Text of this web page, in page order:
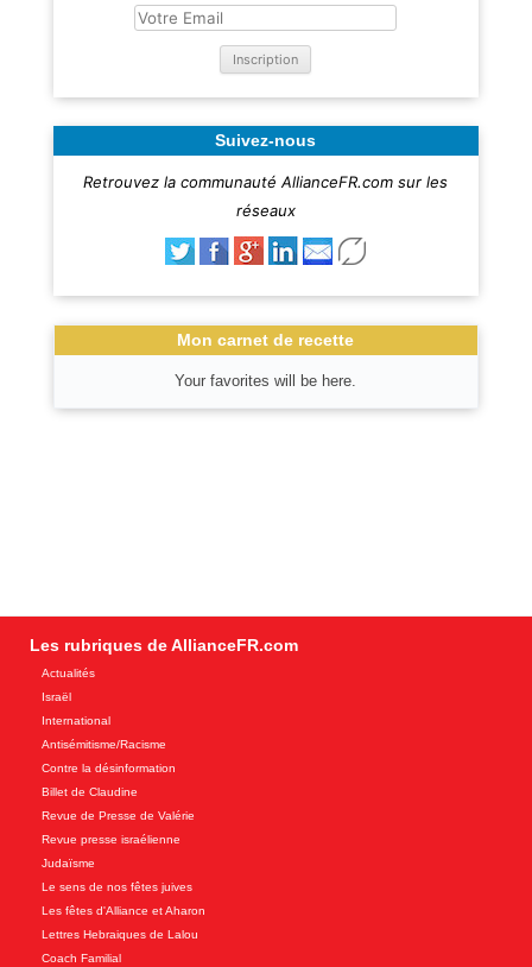
Suivez-nous
Retrouvez la communauté AllianceFR.com sur les
réseaux
Mon carnet de recette
Your favorites will be here.
Les rubriques de AllianceFR.com
Actualités
Israël
International
Antisémitisme/Racisme
Contre la désinformation
Billet de Claudine
Revue de Presse de Valérie
Revue presse israélienne
Judaïsme
Le sens de nos fêtes juives
Les fêtes d'Alliance et Aharon
Lettres Hebraiques de Lalou
Coach Familial